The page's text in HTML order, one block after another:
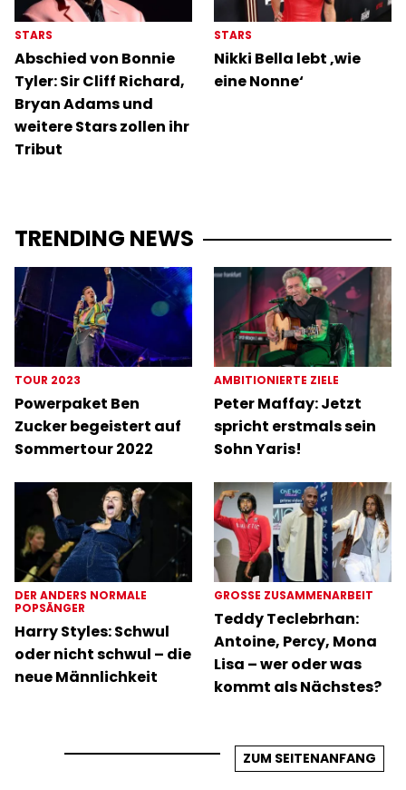
STARS
Abschied von Bonnie
Tyler: Sir Cliff Richard,
Bryan Adams und
weitere Stars zollen ihr
Tribut
STARS
Nikki Bella lebt ‚wie
eine Nonne‘
TRENDING NEWS
TOUR 2023
Powerpaket Ben
Zucker begeistert auf
Sommertour 2022
AMBITIONIERTE ZIELE
Peter Maffay: Jetzt
spricht erstmals sein
Sohn Yaris!
DER ANDERS NORMALE
POPSÄNGER
Harry Styles: Schwul
oder nicht schwul – die
neue Männlichkeit
GROSSE ZUSAMMENARBEIT
Teddy Teclebrhan:
Antoine, Percy, Mona
Lisa – wer oder was
kommt als Nächstes?
ZUM SEITENANFANG